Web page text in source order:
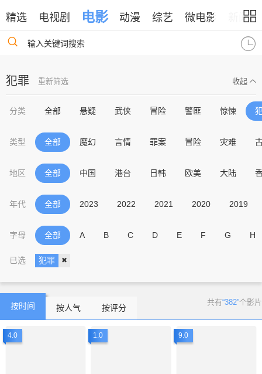
精选 电视剧 电影 动漫 综艺 微电影 新闻
输入关键词搜索
犯罪 重新筛选 收起
分类 全部 悬疑 武侠 冒险 警匪 惊悚
类型 全部 魔幻 言情 罪案 冒险 灾难
地区 全部 中国 港台 日韩 欧美 大陆
年代 全部 2023 2022 2021 2020 2019
字母 全部 A B C D E F G H
已选 犯罪
按时间 按人气 按评分
共有“382”个影片
4.0 1.0 9.0